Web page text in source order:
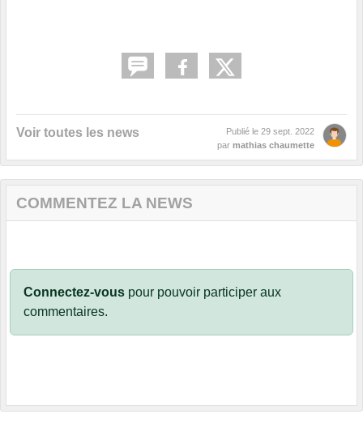
Voir toutes les news Publié le 29 sept. 2022
par mathias chaumette
COMMENTEZ LA NEWS
Connectez-vous pour pouvoir participer aux
commentaires.